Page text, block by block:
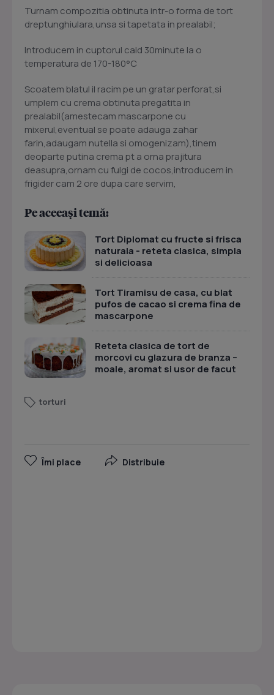
Turnam compozitia obtinuta intr-o forma de tort
dreptunghiulara,unsa si tapetata in prealabil;
Introducem in cuptorul cald 30minute la o
temperatura de 170-180°C
Scoatem blatul il racim pe un gratar perforat,si
umplem cu crema obtinuta pregatita in
prealabil(amestecam mascarpone cu
mixerul,eventual se poate adauga zahar
farin,adaugam nutella si omogenizam),tinem
deoparte putina crema pt a orna prajitura
deasupra,ornam cu fulgi de cocos,introducem in
frigider cam 2 ore dupa care servim,
Pe aceeași temă:
Tort Diplomat cu fructe si frisca
naturala - reteta clasica, simpla
si delicioasa
Tort Tiramisu de casa, cu blat
pufos de cacao si crema fina de
mascarpone
Reteta clasica de tort de
morcovi cu glazura de branza –
moale, aromat si usor de facut
torturi
Îmi place Distribuie